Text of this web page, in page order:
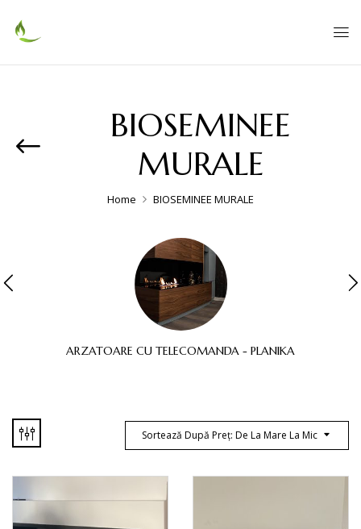
BIOSEMINEE
MURALE
Home BIOSEMINEE MURALE
ARZATOARE CU TELECOMANDA - PLANIKA
Sortează După Preț: De La Mare La Mic